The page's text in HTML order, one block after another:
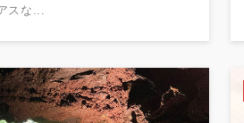
スな...